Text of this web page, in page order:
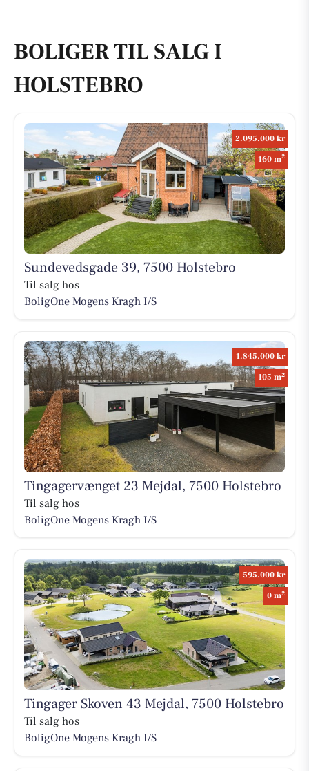
BOLIGER TIL SALG I
HOLSTEBRO
2.095.000 kr
160 m2
Sundevedsgade 39, 7500 Holstebro
Til salg hos
BoligOne Mogens Kragh I/S
1.845.000 kr
105 m2
Tingagervænget 23 Mejdal, 7500 Holstebro
Til salg hos
BoligOne Mogens Kragh I/S
595.000 kr
0 m2
Tingager Skoven 43 Mejdal, 7500 Holstebro
Til salg hos
BoligOne Mogens Kragh I/S